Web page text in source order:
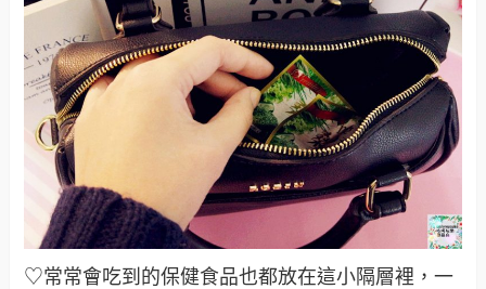
♡常常會吃到的保健食品也都放在這小隔層裡，一